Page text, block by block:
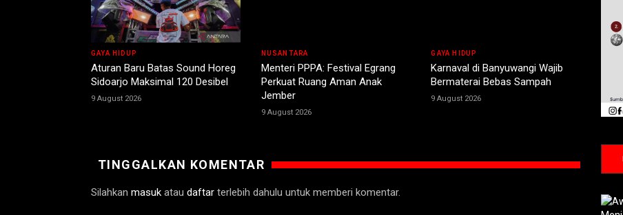
GAYA HIDUP
Aturan Baru Batas Sound Horeg
Sidoarjo Maksimal 120 Desibel
9 August 2026
NUSANTARA
Menteri PPPA: Festival Egrang
Perkuat Ruang Aman Anak
Jember
9 August 2026
GAYA HIDUP
Karnaval di Banyuwangi Wajib
Bermaterai Bebas Sampah
9 August 2026
TINGGALKAN KOMENTAR
Silahkan masuk atau daftar terlebih dahulu untuk memberi komentar.